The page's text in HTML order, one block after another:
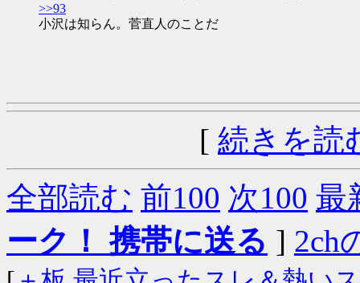
>>93
小沢は知らん。菅直人のことだ
[ 続きを読
全部読む 前100 次100 最
ーク！ 携帯に送る ] 2ch